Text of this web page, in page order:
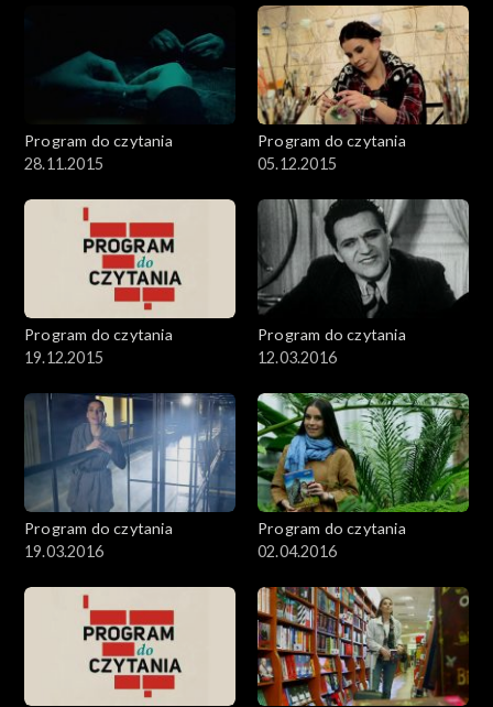
Program do czytania
28.11.2015
Program do czytania
05.12.2015
Program do czytania
19.12.2015
Program do czytania
12.03.2016
Program do czytania
19.03.2016
Program do czytania
02.04.2016